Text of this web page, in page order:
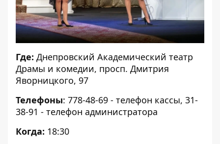
Где: Днепровский Академический театр
Драмы и комедии, просп. Дмитрия
Яворницкого, 97
Телефоны: 778-48-69 - телефон кассы, 31-
38-91 - телефон администратора
Когда: 18:30